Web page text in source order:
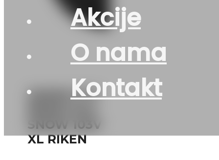
Akcije
O nama
Kontakt
225/60 R 17
XL RIKEN